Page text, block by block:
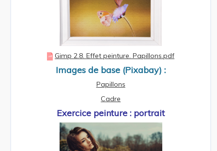
Gimp 2.8. Effet peinture. Papillons.pdf
Images de base (Pixabay) :
Papillons
Cadre
Exercice peinture : portrait